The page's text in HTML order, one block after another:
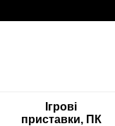
Ігрові
приставки, ПК